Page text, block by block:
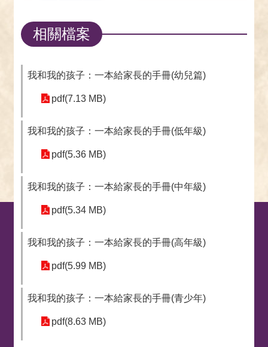
相關檔案
我和我的孩子：一本給家長的手冊(幼兒篇)
pdf(7.13 MB)
我和我的孩子：一本給家長的手冊(低年級)
pdf(5.36 MB)
我和我的孩子：一本給家長的手冊(中年級)
pdf(5.34 MB)
我和我的孩子：一本給家長的手冊(高年級)
pdf(5.99 MB)
我和我的孩子：一本給家長的手冊(青少年)
pdf(8.63 MB)